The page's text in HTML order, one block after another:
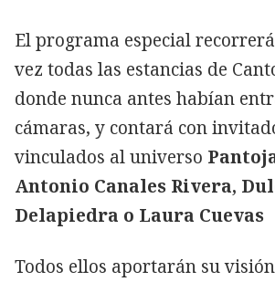
El programa especial
vez todas las estancias de
donde nunca antes habían
cámaras, y contará con
vinculados al universo
Antonio Canales Rivera,
Delapiedra o Laura Cuevas
Todos ellos aportarán su